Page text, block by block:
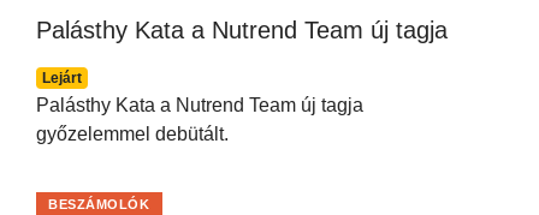
Palásthy Kata a Nutrend Team új tagja
Lejárt
Palásthy Kata a Nutrend Team új tagja
győzelemmel debütált.
BESZÁMOLÓK